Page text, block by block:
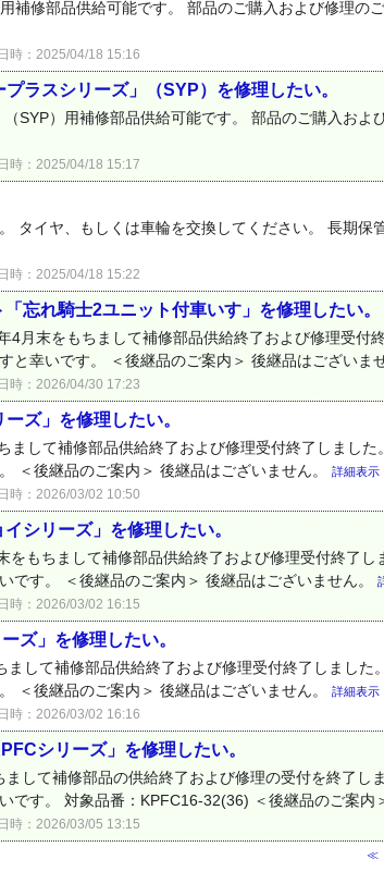
補修部品供給可能です。 部品のご購入および修理の
時：2025/04/18 15:16
ラスシリーズ」（SYP）を修理したい。
SYP）用補修部品供給可能です。 部品のご購入およ
時：2025/04/18 15:17
タイヤ、もしくは車輪を交換してください。 長期保
時：2025/04/18 15:22
忘れ騎士2ユニット付車いす」を修理したい。
4月末をもちまして補修部品供給終了および修理受付
と幸いです。 ＜後継品のご案内＞ 後継品はございま
時：2026/04/30 17:23
ズ」を修理したい。
まして補修部品供給終了および修理受付終了しまし
＜後継品のご案内＞ 後継品はございません。
詳細表示
時：2026/03/02 10:50
シリーズ」を修理したい。
もちまして補修部品供給終了および修理受付終了
です。 ＜後継品のご案内＞ 後継品はございません。
時：2026/03/02 16:15
ズ」を修理したい。
して補修部品供給終了および修理受付終了しました
＜後継品のご案内＞ 後継品はございません。
詳細表示
時：2026/03/02 16:16
シリーズ」を修理したい。
まして補修部品の供給終了および修理の受付を終了し
です。 対象品番：KPFC16-32(36) ＜後継品のご案内
時：2026/03/05 13:15
≪